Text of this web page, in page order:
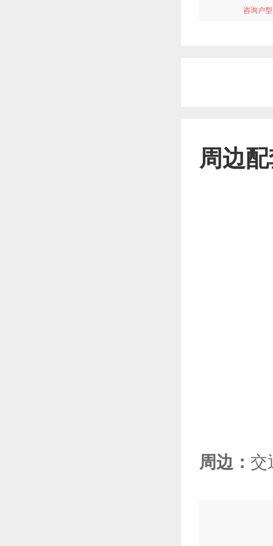
咨询户
周边
周边： 交